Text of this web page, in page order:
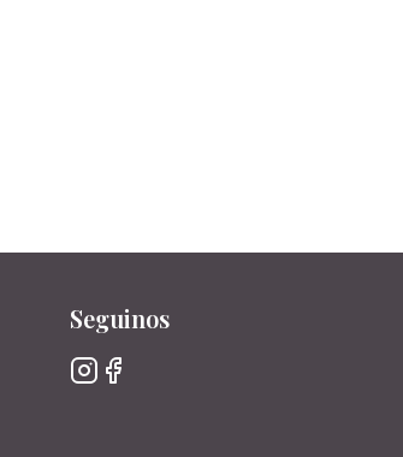
Seguinos